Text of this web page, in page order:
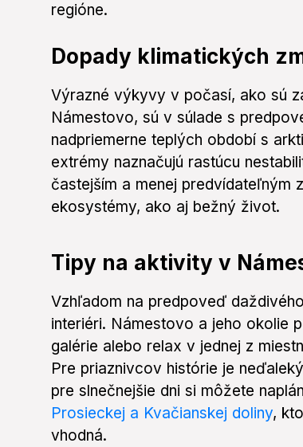
regióne.
Dopady klimatických
Výrazné výkyvy v počasí, ako sú
Námestovo, sú v súlade s
nadpriemerne teplých období s
extrémy naznačujú rastúcu
častejším a menej predvídateľným
ekosystémy, ako aj bežný život.
Tipy na aktivity v
Vzhľadom na predpoveď
interiéri. Námestovo a jeho okolie
galérie alebo relax v jednej z
Pre priaznivcov histórie je
pre slnečnejšie dni si môžete
Prosieckej a Kvačianskej doliny,
vhodná.